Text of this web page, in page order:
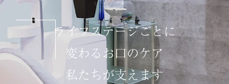
ライフステージごとに
変わるお口のケア
私たちが支えます